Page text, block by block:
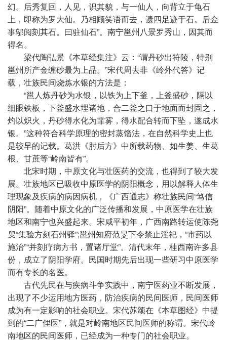
幻。后秀复回，人见，识其貌，与一仙人，向背立于龟石
上，即称为罗大仙。乃相顾笑语而去，遗四足迹于石。后佥
事邬阅刻其石。曰驻仙石”。南宁邕州八景罗秀山，因其而
得名。
梁代陶弘景《本草经集注》云：“谓丹砂出符陵，特别
邕州所产金缠砂最为上品。”宋代周去非《岭外代答》记
载，壮族民间烧炼水银的方法是：
“邕人炼丹砂为水银，以铁为上下釜，上釜盛砂，隔以
细眼铁板，下釜盛水埋诸地，合二釜之口于地面而封固之，
灼以炽火，丹砂得水化为霏雾，得水配合转而下坠，遂成水
银。”这种符合科学原理的密封蒸馏法，在自然科学史上也
是较早的记载。葛洪《肘后方》中所载药物、如生姜、生葛
根、甘蔗等“岭南皆有”。
北宋时期，中原文化与壮医药的交流，也得到了较大发
展。壮族地区已吸收中原医学的阴阳概念，用以解释人体生
理现象及疾病的病因病机，《广西通志》称壮族民间“笃信
阴阳”。随着中原文化的广泛传播和发展，中原医学在壮族
地区和南宁也兴盛起来。宋咸平初年，广西南路转运使陈尧
叟“集验方刻石州驿”;邕州知府范旻下令禁止淫祀，“市药以
施治”“并刻疗病方书，置诸厅堂”。清代末年，桂西南许多县
份，成立了阴阳学府。民国时期先后出现一些研习中原医学
而有专长的名医。
古代先民在与疾病斗争实践中，南宁医药业不断发展，
出现了不少运用地方医药，防治疾病的民间医师，民间医师
成为有一定影响的社会职业。宋代苏颂在《本草图经》中提
到的“二广俚医”，就是对岭南地区民间医师的称谓。宋代岭
南地区的民间医师，已经成为一种专门的社会职业。